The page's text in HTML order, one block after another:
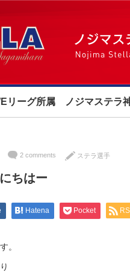
リーグ所属 ノジマステラ
2 comments ステラ選手
ちはー
Hatena Pocket
。